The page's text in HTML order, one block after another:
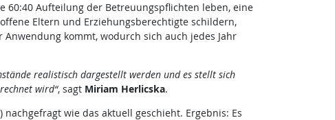
60:40 Aufteilung der Betreuungspflichten leben, eine
Eltern und Erziehungsberechtigte schildern,
kommt, wodurch sich auch jedes Jahr
realistisch dargestellt werden und es stellt sich
wird“, sagt Miriam Herlicska.
nachgefragt wie das aktuell geschieht. Ergebnis: Es